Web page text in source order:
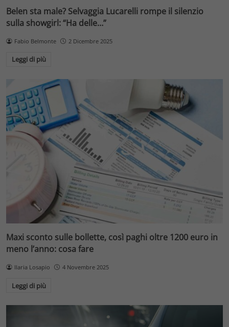
Belen sta male? Selvaggia Lucarelli rompe il silenzio
sulla showgirl: “Ha delle…”
Fabio Belmonte 2 Dicembre 2025
Leggi di più
Maxi sconto sulle bollette, così paghi oltre 1200 euro in
meno l’anno: cosa fare
Ilaria Losapio 4 Novembre 2025
Leggi di più